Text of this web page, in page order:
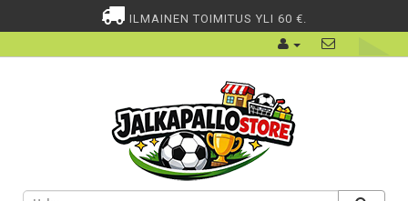
ILMAINEN TOIMITUS YLI 60 €.